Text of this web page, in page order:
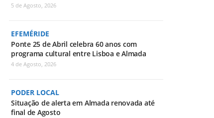
5 de Agosto, 2026
EFEMÉRIDE
Ponte 25 de Abril celebra 60 anos com
programa cultural entre Lisboa e Almada
4 de Agosto, 2026
PODER LOCAL
Situação de alerta em Almada renovada até
final de Agosto